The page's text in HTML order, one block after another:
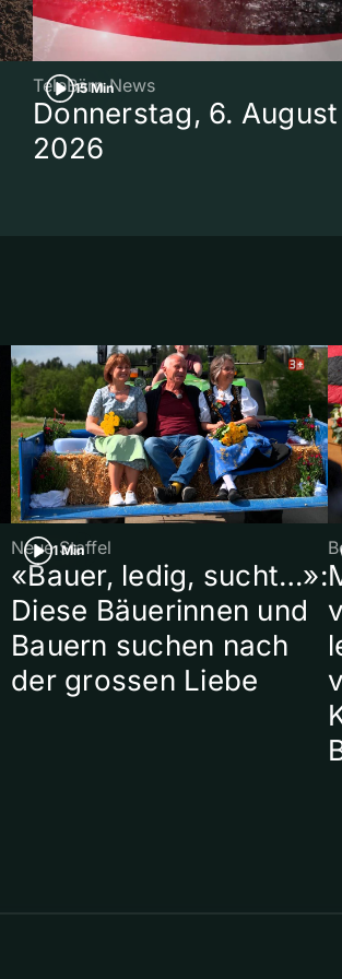
15 Min
TeleBärn News
Donnerstag, 6. August
2026
1 Min
Neue Staffel
«Bauer, ledig, sucht…»:
Diese Bäuerinnen und
Bauern suchen nach
der grossen Liebe